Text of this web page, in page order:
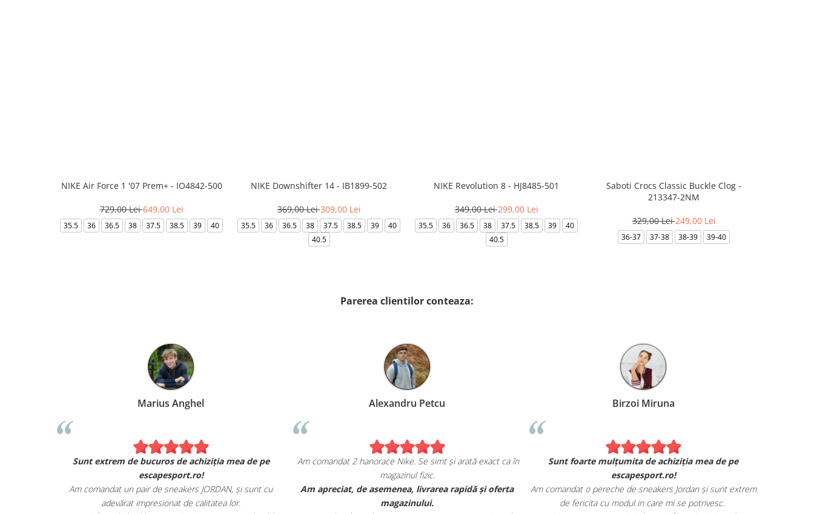
NIKE Air Force 1 '07 Prem+ - IO4842-500
729,00 Lei649,00 Lei
35.5 36 36.5 38 37.5 38.5 39 40
NIKE Downshifter 14 - IB1899-502
369,00 Lei309,00 Lei
35.5 36 36.5 38 37.5 38.5 39
40
40.5
NIKE Revolution 8 - HJ8485-501
349,00 Lei299,00 Lei
35.5 36 36.5 38 37.5 38.5 39
40
40.5
Saboti Crocs Classic Buckle Clog -
213347-2NM
329,00 Lei249,00 Lei
36-37 37-38 38-39 39-40
Parerea clientilor conteaza:
Marius Anghel
Sunt extrem de bucuros de achiziția mea de pe
escapesport.ro!
Am comandat un pair de sneakers JORDAN, și sunt cu
adevărat impresionat de calitatea lor.
Alexandru Petcu
Am comandat 2 hanorace Nike. Se simt și arată exact ca în
magazinul fizic.
Am apreciat, de asemenea, livrarea rapidă și oferta
magazinului.
Birzoi Miruna
Sunt foarte mulțumita de achiziția mea de pe
escapesport.ro!
Am comandat o pereche de sneakers Jordan și sunt extrem
de fericita cu modul in care mi se potrivesc.